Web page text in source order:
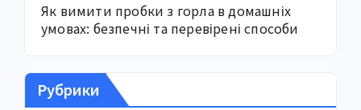
Як вимити пробки з горла в домашніх
умовах: безпечні та перевірені способи
Рубрики